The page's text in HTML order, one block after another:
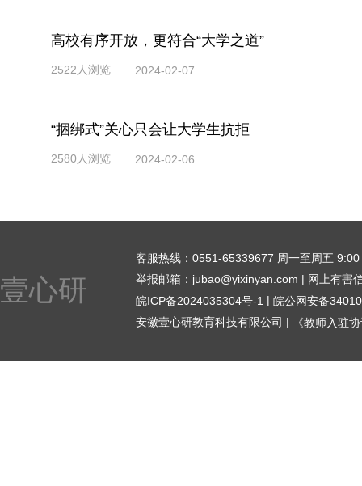
高校有序开放，更符合“大学之道”
2522人浏览 2024-02-07
“捆绑式”关心只会让大学生抗拒
2580人浏览 2024-02-06
壹心研
客服热线：0551-65339677 周一至周五
举报邮箱：jubao@yixinyan.com | 网上有害
皖ICP备2024035304号-1 | 皖公网安备
安徽壹心研教育科技有限公司 |
《教师入驻